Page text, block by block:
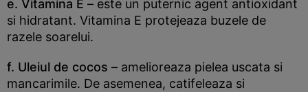
e. Vitamina E – este un puternic agent antioxidant
si hidratant. Vitamina E protejeaza buzele de
razele soarelui.
f. Uleiul de cocos – amelioreaza pielea uscata si
mancarimile. De asemenea, catifeleaza si